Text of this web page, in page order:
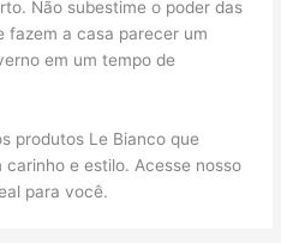
Não subestime o poder das
fazem a casa parecer um
em um tempo de
produtos Le Bianco que
e estilo. Acesse nosso
para você.